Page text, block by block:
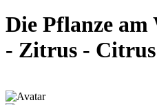
Die Pflanze am
- Zitrus - Citrus